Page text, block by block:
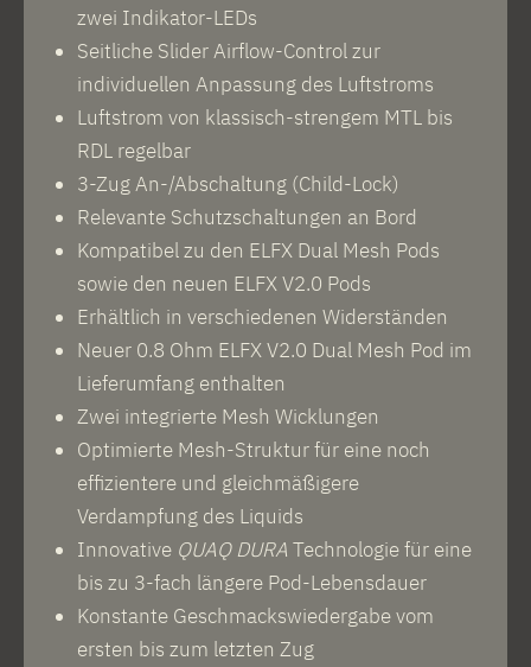
zwei Indikator-LEDs
Seitliche Slider Airflow-Control zur
individuellen Anpassung des Luftstroms
Luftstrom von klassisch-strengem MTL bis
RDL regelbar
3-Zug An-/Abschaltung (Child-Lock)
Relevante Schutzschaltungen an Bord
Kompatibel zu den ELFX Dual Mesh Pods
sowie den neuen ELFX V2.0 Pods
Erhältlich in verschiedenen Widerständen
Neuer 0.8 Ohm ELFX V2.0 Dual Mesh Pod im
Lieferumfang enthalten
Zwei integrierte Mesh Wicklungen
Optimierte Mesh-Struktur für eine noch
effizientere und gleichmäßigere
Verdampfung des Liquids
Innovative QUAQ DURA Technologie für eine
bis zu 3-fach längere Pod-Lebensdauer
Konstante Geschmackswiedergabe vom
ersten bis zum letzten Zug